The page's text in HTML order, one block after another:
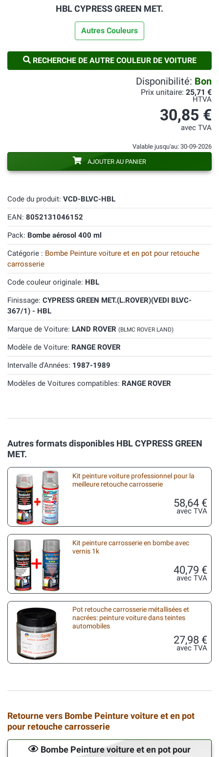
HBL CYPRESS GREEN MET.
Autres Couleurs
RECHERCHE DE AUTRE COULEUR DE VOITURE
Code du produit: VCD-BLVC-HBL
EAN: 8052131046152
Pack: Bombe aérosol 400 ml
Catégorie : Bombe Peinture voiture et en pot pour retouche
carrosserie
Code couleur originale: HBL
Finissage: CYPRESS GREEN MET.(L.ROVER)(VEDI BLVC-
367/1) - HBL
Marque de Voiture: LAND ROVER (BLMC ROVER LAND)
Modèle de Voiture: RANGE ROVER
Intervalle d'Années: 1987-1989
Modèles de Voitures compatibles: RANGE ROVER
Disponibilité: Bon
Prix unitaire: 25,71 €
HTVA
30,85 €
avec TVA
Valable jusqu'au: 30-09-2026
AJOUTER AU PANIER
Autres formats disponibles HBL CYPRESS GREEN
MET.
Kit peinture voiture professionnel pour la
meilleure retouche carrosserie
58,64 €
avec TVA
Kit peinture carrosserie en bombe avec
vernis 1k
40,79 €
avec TVA
Pot retouche carrosserie métallisées et
nacrées: peinture voiture dans teintes
automobiles
27,98 €
avec TVA
Retourne vers Bombe Peinture voiture et en pot
pour retouche carrosserie
Bombe Peinture voiture et en pot pour